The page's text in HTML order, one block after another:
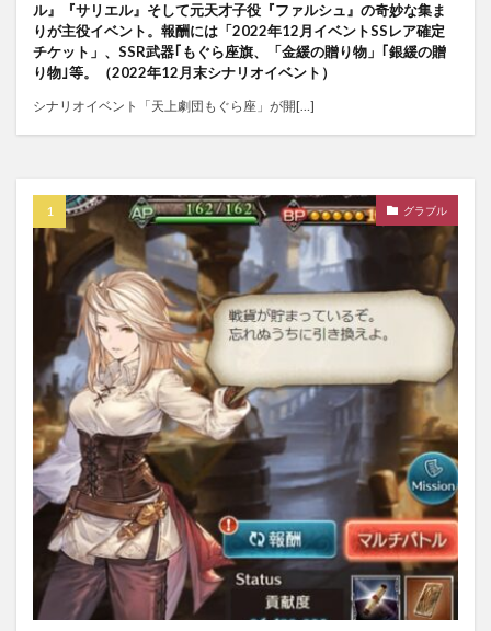
ル』『サリエル』そして元天才子役『ファルシュ』の奇妙な集ま
りが主役イベント。報酬には「2022年12月イベントSSレア確定
チケット」、SSR武器｢もぐら座旗、「金緩の贈り物」｢銀緩の贈
り物｣等。（2022年12月末シナリオイベント）
シナリオイベント「天上劇団もぐら座」が開[…]
グラブル